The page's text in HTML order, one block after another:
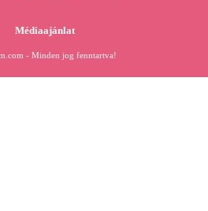
Médiaajánlat
- Minden jog fenntartva!